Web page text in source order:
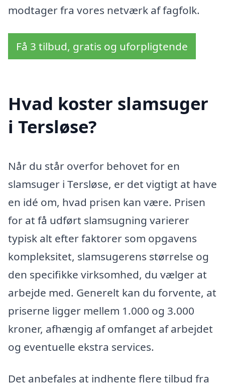
modtager fra vores netværk af fagfolk.
Få 3 tilbud, gratis og uforpligtende
Hvad koster slamsuger
i Tersløse?
Når du står overfor behovet for en
slamsuger i Tersløse, er det vigtigt at have
en idé om, hvad prisen kan være. Prisen
for at få udført slamsugning varierer
typisk alt efter faktorer som opgavens
kompleksitet, slamsugerens størrelse og
den specifikke virksomhed, du vælger at
arbejde med. Generelt kan du forvente, at
priserne ligger mellem 1.000 og 3.000
kroner, afhængig af omfanget af arbejdet
og eventuelle ekstra services.
Det anbefales at indhente flere tilbud fra